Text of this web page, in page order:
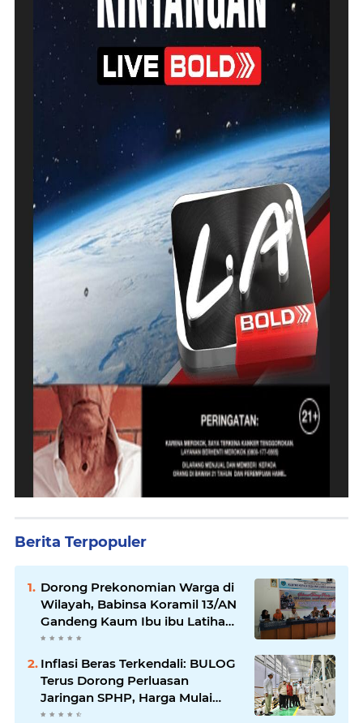
Berita Terpopuler
Dorong Prekonomian Warga di
Wilayah, Babinsa Koramil 13/AN
Gandeng Kaum Ibu ibu Latihan
Jahit Menjahit
Inflasi Beras Terkendali: BULOG
Terus Dorong Perluasan
Jaringan SPHP, Harga Mulai
Turun di Ratusan Daerah